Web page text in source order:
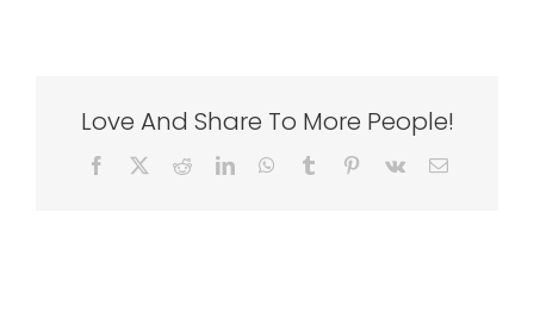
Love And Share To More People!
Facebook RedditLinkedInWhatsApp
Tumblr Pinterest
Vk Email